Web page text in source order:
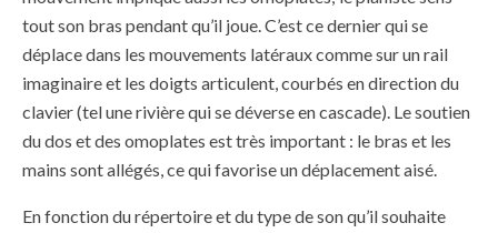
tout son bras pendant qu’il joue. C’est ce dernier qui se
déplace dans les mouvements latéraux comme sur un rail
imaginaire et les doigts articulent, courbés en direction du
clavier (tel une rivière qui se déverse en cascade). Le soutien
du dos et des omoplates est très important : le bras et les
mains sont allégés, ce qui favorise un déplacement aisé.
En fonction du répertoire et du type de son qu’il souhaite